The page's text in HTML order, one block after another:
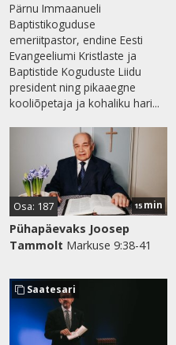
Pärnu Immaanueli
Baptistikoguduse
emeriitpastor, endine Eesti
Evangeeliumi Kristlaste ja
Baptistide Koguduste Liidu
president ning pikaaegne
kooliõpetaja ja kohaliku hari...
15 min
Osa: 187
Pühapäevaks Joosep
Tammolt Markuse 9:38-41
Saatesari